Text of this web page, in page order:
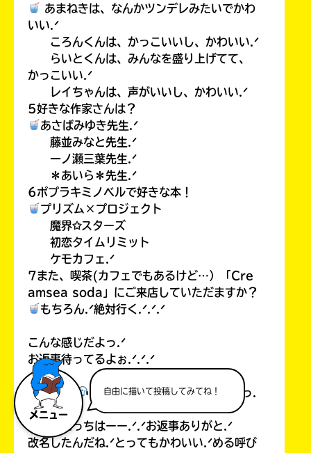
メニュー
自由に描いて投稿してみてね！
あまねきは、なんかツンデレみたいでかわ
いい.ᐟ
ころんくんは、かっこいいし、かわいい.ᐟ
らいとくんは、みんなを盛り上げてて、
かっこいい.ᐟ
レイちゃんは、声がいいし、かわいい.ᐟ
5好きな作家さんは？
あさばみゆき先生.ᐟ
藤並みなと先生.ᐟ
一ノ瀬三葉先生.ᐟ
＊あいら＊先生.ᐟ
6ポプラキミノベルで好きな本！
プリズム×プロジェクト
魔界✩スターズ
初恋タイムリミット
ケモカフェ.ᐟ
7また、喫茶(カフェでもあるけど…）「Cre
amsea soda」にご来店していただますか？
もちろん.ᐟ絶対行く.ᐟ.ᐟ.ᐟ
こんな感じだよっ.ᐟ
お返事待ってるよぉ.ᐟ.ᐟ.ᐟ
音乃 める
⊹ ̊.⋆ #𓂃𝘰𝘵𝘯𝘰 𝘮𝘦𝘳𝘶さまっ.
ᐟ
こっんにっちはーー.ᐟ.ᐟお返事ありがと.ᐟ
改名したんだね.ᐟとってもかわいい.ᐟめる呼び